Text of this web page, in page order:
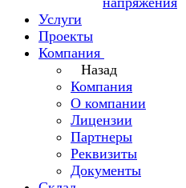
Услуги
Проекты
Компания
Назад
Компания
О компании
Лицензии
Партнеры
Реквизиты
Документы